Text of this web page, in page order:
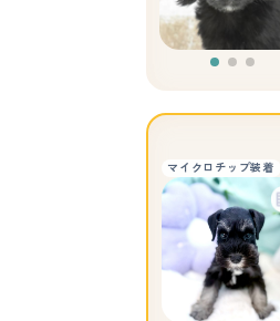
マイクロチップ装着